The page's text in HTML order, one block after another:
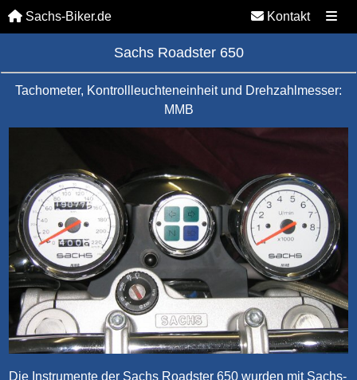
Sachs-Biker.de Kontakt
Sachs Roadster 650
Tachometer, Kontrollleuchteneinheit und Drehzahlmesser:
MMB
Die Instrumente der Sachs Roadster 650 wurden mit Sachs-